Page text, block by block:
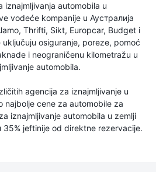
iznajmljivanja automobila u
vodeće kompanije u Аустралија
Thrifti, Sikt, Europcar, Budget i
uključuju osiguranje, poreze, pomoć
i neograničenu kilometražu u
automobila.
agencija za iznajmljivanje u
najbolje cene za automobile za
iznajmljivanje automobila u zemlji
35% jeftinije od direktne rezervacije.